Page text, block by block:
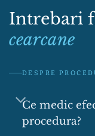
Intrebari
cearcane
DESPRE
Ce medic
procedura?